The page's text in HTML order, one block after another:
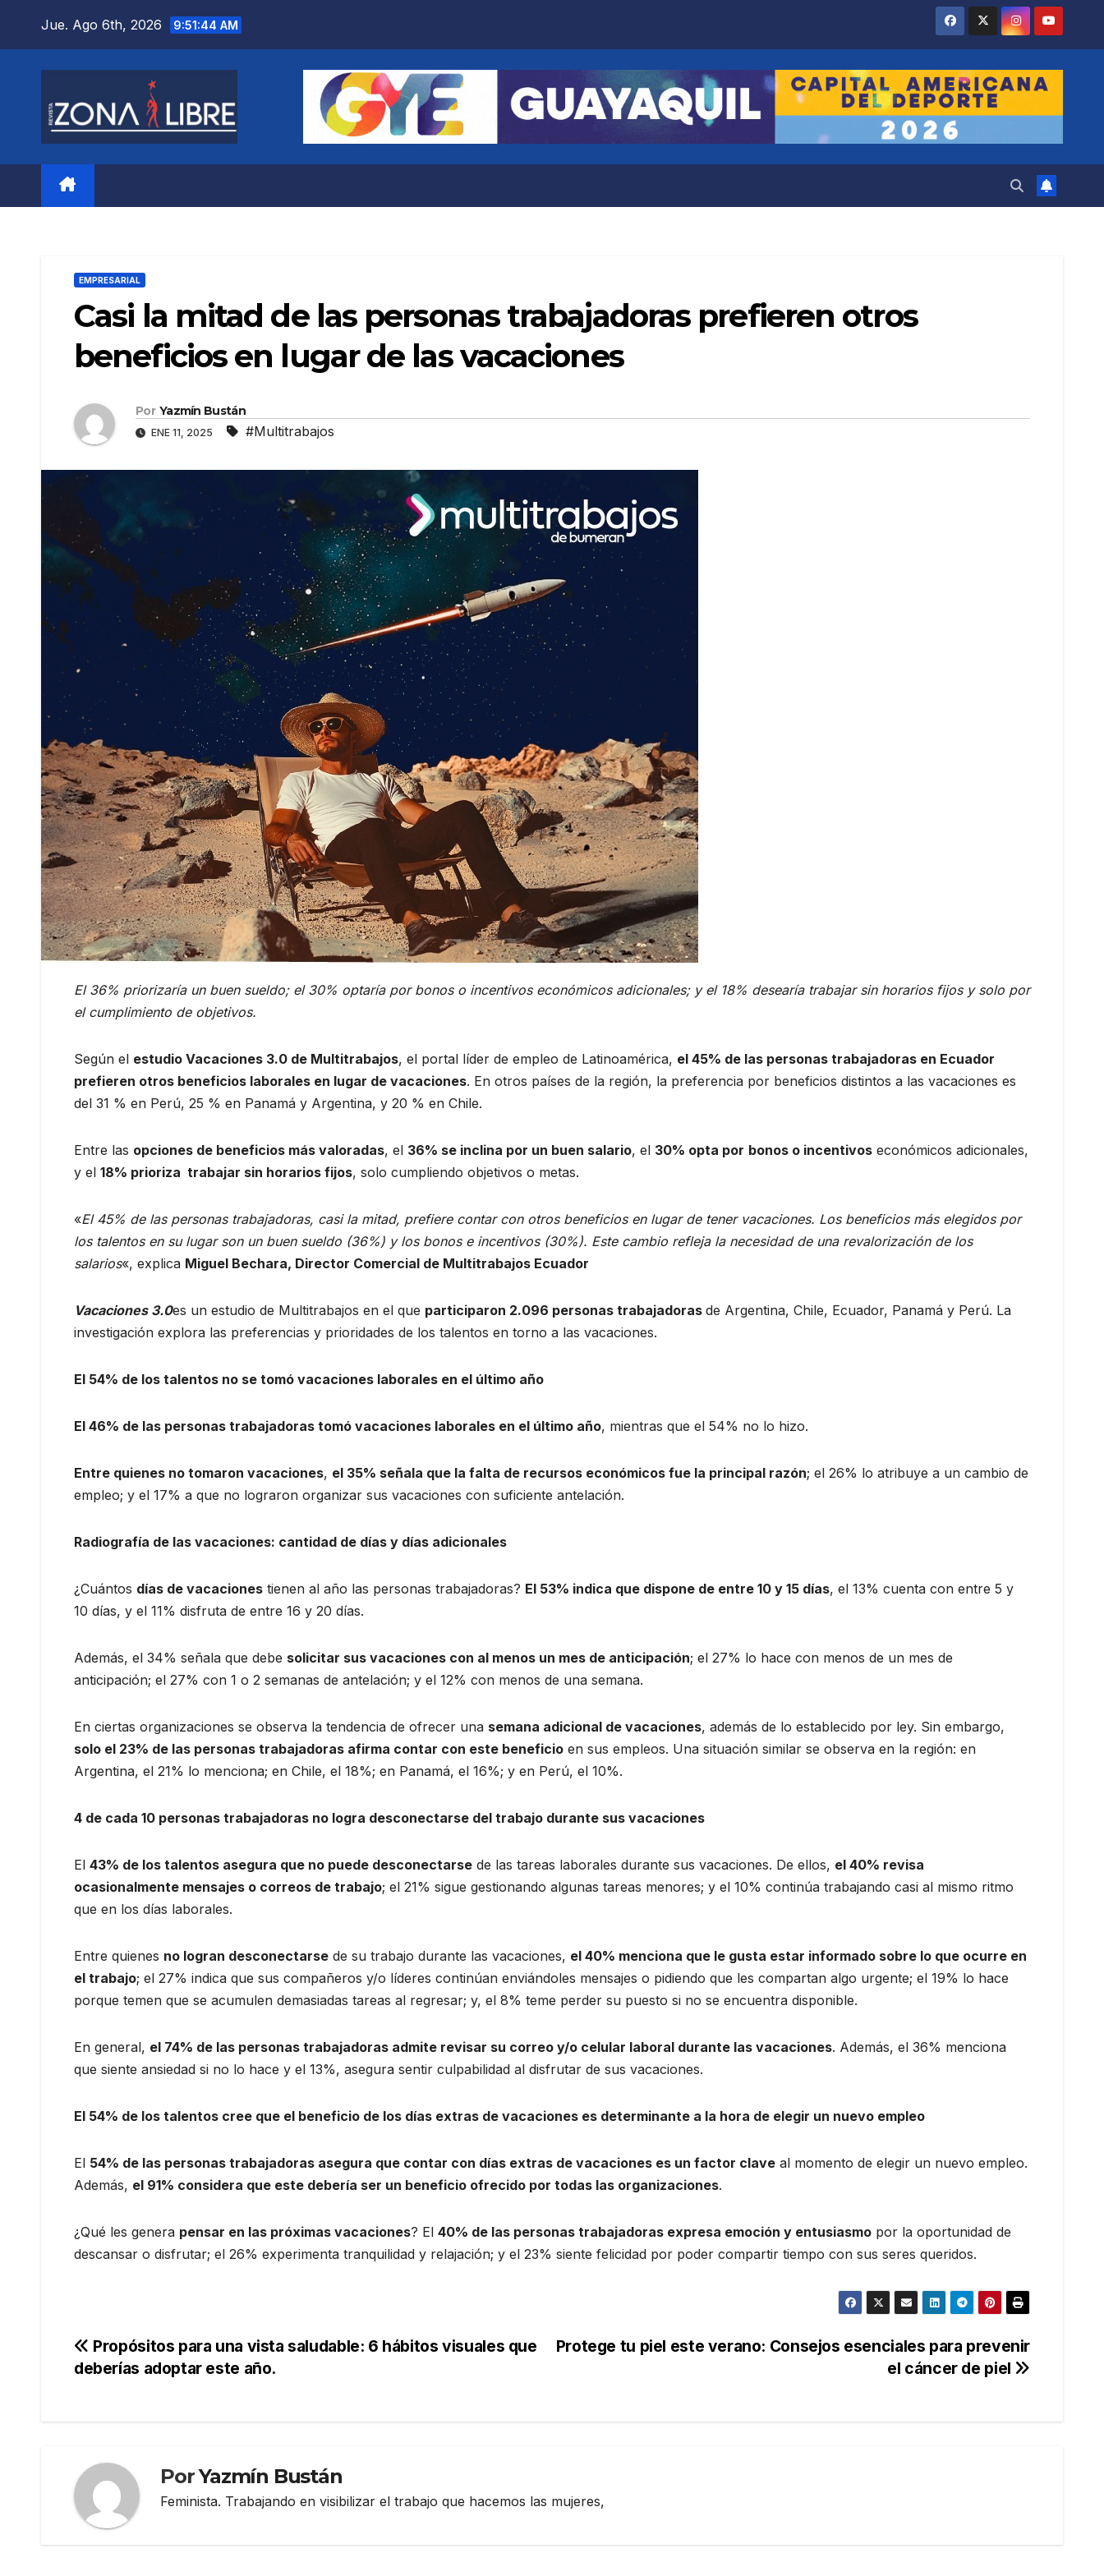
Jue. Ago 6th, 2026 9:51:45 AM
EMPRESARIAL
Casi la mitad de las personas trabajadoras prefieren otros
beneficios en lugar de las vacaciones
Por Yazmín Bustán
ENE 11, 2025 #Multitrabajos
El 36% priorizaría un buen sueldo; el 30% optaría por bonos o incentivos económicos adicionales; y el 18% desearía trabajar sin horarios fijos y solo por
el cumplimiento de objetivos.
Según el estudio Vacaciones 3.0 de Multitrabajos, el portal líder de empleo de Latinoamérica, el 45% de las personas trabajadoras en Ecuador
prefieren otros beneficios laborales en lugar de vacaciones. En otros países de la región, la preferencia por beneficios distintos a las vacaciones es
del 31 % en Perú, 25 % en Panamá y Argentina, y 20 % en Chile.
Entre las opciones de beneficios más valoradas, el 36% se inclina por un buen salario, el 30% opta por bonos o incentivos económicos adicionales,
y el 18% prioriza trabajar sin horarios fijos, solo cumpliendo objetivos o metas.
«El 45% de las personas trabajadoras, casi la mitad, prefiere contar con otros beneficios en lugar de tener vacaciones. Los beneficios más elegidos por
los talentos en su lugar son un buen sueldo (36%) y los bonos e incentivos (30%). Este cambio refleja la necesidad de una revalorización de los
salarios«, explica Miguel Bechara, Director Comercial de Multitrabajos Ecuador
Vacaciones 3.0es un estudio de Multitrabajos en el que participaron 2.096 personas trabajadoras de Argentina, Chile, Ecuador, Panamá y Perú. La
investigación explora las preferencias y prioridades de los talentos en torno a las vacaciones.
El 54% de los talentos no se tomó vacaciones laborales en el último año
El 46% de las personas trabajadoras tomó vacaciones laborales en el último año, mientras que el 54% no lo hizo.
Entre quienes no tomaron vacaciones, el 35% señala que la falta de recursos económicos fue la principal razón; el 26% lo atribuye a un cambio de
empleo; y el 17% a que no lograron organizar sus vacaciones con suficiente antelación.
Radiografía de las vacaciones: cantidad de días y días adicionales
¿Cuántos días de vacaciones tienen al año las personas trabajadoras? El 53% indica que dispone de entre 10 y 15 días, el 13% cuenta con entre 5 y
10 días, y el 11% disfruta de entre 16 y 20 días.
Además, el 34% señala que debe solicitar sus vacaciones con al menos un mes de anticipación; el 27% lo hace con menos de un mes de
anticipación; el 27% con 1 o 2 semanas de antelación; y el 12% con menos de una semana.
En ciertas organizaciones se observa la tendencia de ofrecer una semana adicional de vacaciones, además de lo establecido por ley. Sin embargo,
solo el 23% de las personas trabajadoras afirma contar con este beneficio en sus empleos. Una situación similar se observa en la región: en
Argentina, el 21% lo menciona; en Chile, el 18%; en Panamá, el 16%; y en Perú, el 10%.
4 de cada 10 personas trabajadoras no logra desconectarse del trabajo durante sus vacaciones
El 43% de los talentos asegura que no puede desconectarse de las tareas laborales durante sus vacaciones. De ellos, el 40% revisa
ocasionalmente mensajes o correos de trabajo; el 21% sigue gestionando algunas tareas menores; y el 10% continúa trabajando casi al mismo ritmo
que en los días laborales.
Entre quienes no logran desconectarse de su trabajo durante las vacaciones, el 40% menciona que le gusta estar informado sobre lo que ocurre en
el trabajo; el 27% indica que sus compañeros y/o líderes continúan enviándoles mensajes o pidiendo que les compartan algo urgente; el 19% lo hace
porque temen que se acumulen demasiadas tareas al regresar; y, el 8% teme perder su puesto si no se encuentra disponible.
En general, el 74% de las personas trabajadoras admite revisar su correo y/o celular laboral durante las vacaciones. Además, el 36% menciona
que siente ansiedad si no lo hace y el 13%, asegura sentir culpabilidad al disfrutar de sus vacaciones.
El 54% de los talentos cree que el beneficio de los días extras de vacaciones es determinante a la hora de elegir un nuevo empleo
El 54% de las personas trabajadoras asegura que contar con días extras de vacaciones es un factor clave al momento de elegir un nuevo empleo.
Además, el 91% considera que este debería ser un beneficio ofrecido por todas las organizaciones.
¿Qué les genera pensar en las próximas vacaciones? El 40% de las personas trabajadoras expresa emoción y entusiasmo por la oportunidad de
descansar o disfrutar; el 26% experimenta tranquilidad y relajación; y el 23% siente felicidad por poder compartir tiempo con sus seres queridos.
Navegación
Protege tu piel este verano: Consejos esenciales para prevenir
el cáncer de piel
Propósitos para una vista saludable: 6 hábitos visuales que
deberías adoptar este año.
PorYazmín Bustán
Feminista. Trabajando en visibilizar el trabajo que hacemos las mujeres,